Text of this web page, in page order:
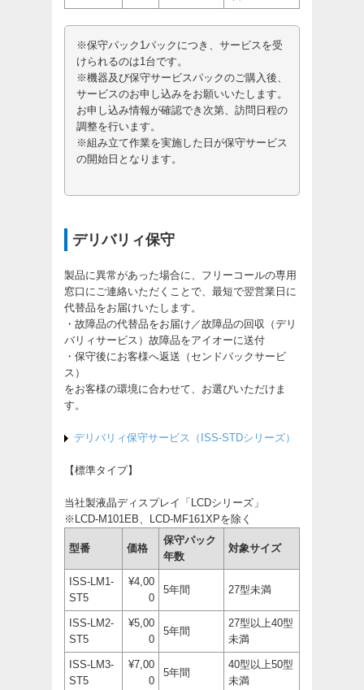
※保守パック1パックにつき、サービスを受
けられるのは1台です。
※機器及び保守サービスパックのご購入後、
サービスのお申し込みをお願いいたします。
お申し込み情報が確認でき次第、訪問日程の
調整を行います。
※組み立て作業を実施した日が保守サービス
の開始日となります。
デリバリィ保守
製品に異常があった場合に、フリーコールの専用
窓口にご連絡いただくことで、最短で翌営業日に
代替品をお届けいたします。
・故障品の代替品をお届け／故障品の回収（デリ
バリィサービス）故障品をアイオーに送付
・保守後にお客様へ返送（センドバックサービ
ス）
をお客様の環境に合わせて、お選びいただけま
す。
デリバリィ保守サービス（ISS-STDシリーズ）
【標準タイプ】
当社製液晶ディスプレイ「LCDシリーズ」
※LCD-M101EB、LCD-MF161XPを除く
型番 価格
保守パック
年数
対象サイズ
ISS-LM1-
ST5
¥4,00
0
5年間 27型未満
ISS-LM2-
ST5
¥5,00
0
5年間
27型以上40型
未満
ISS-LM3-
ST5
¥7,00
0
5年間
40型以上50型
未満